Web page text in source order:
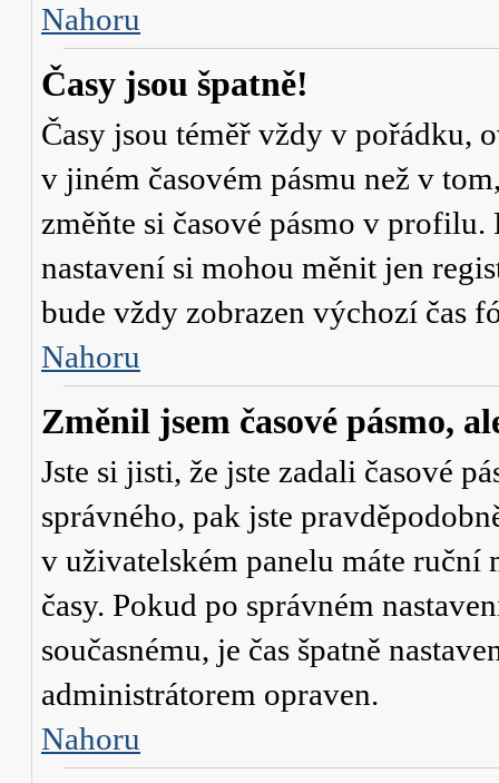
Nahoru
Časy jsou špatně!
Časy jsou téměř vždy v pořádku,
v jiném časovém pásmu než v
změňte si časové pásmo v profilu.
nastavení si mohou měnit jen
bude vždy zobrazen výchozí čas
Nahoru
Změnil jsem časové pásmo,
Jste si jisti, že jste zadali časové
správného, pak jste
v uživatelském panelu máte ruční
časy. Pokud po správném
současnému, je čas špatně
administrátorem opraven.
Nahoru